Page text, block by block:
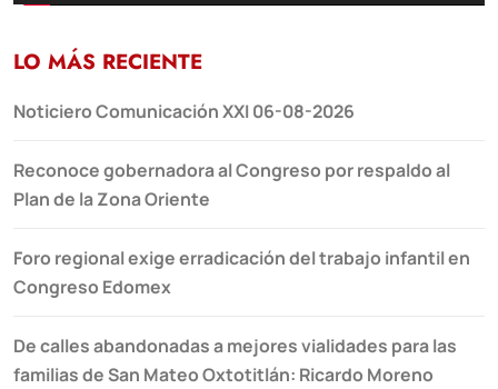
LO MÁS RECIENTE
Noticiero Comunicación XXI 06-08-2026
Reconoce gobernadora al Congreso por respaldo al
Plan de la Zona Oriente
Foro regional exige erradicación del trabajo infantil en
Congreso Edomex
De calles abandonadas a mejores vialidades para las
familias de San Mateo Oxtotitlán: Ricardo Moreno